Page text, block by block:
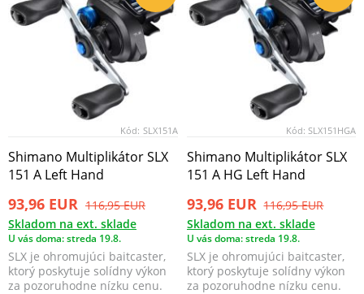
Kód: SLX151A
Shimano Multiplikátor SLX
151 A Left Hand
93,96 EUR 116,95 EUR
Skladom na ext. sklade
U vás doma: streda 19.8.
SLX je ohromujúci baitcaster,
ktorý poskytuje solídny výkon
za pozoruhodne nízku cenu.
Kód: SLX151HGA
Shimano Multiplikátor SLX
151 A HG Left Hand
93,96 EUR 116,95 EUR
Skladom na ext. sklade
U vás doma: streda 19.8.
SLX je ohromujúci baitcaster,
ktorý poskytuje solídny výkon
za pozoruhodne nízku cenu.